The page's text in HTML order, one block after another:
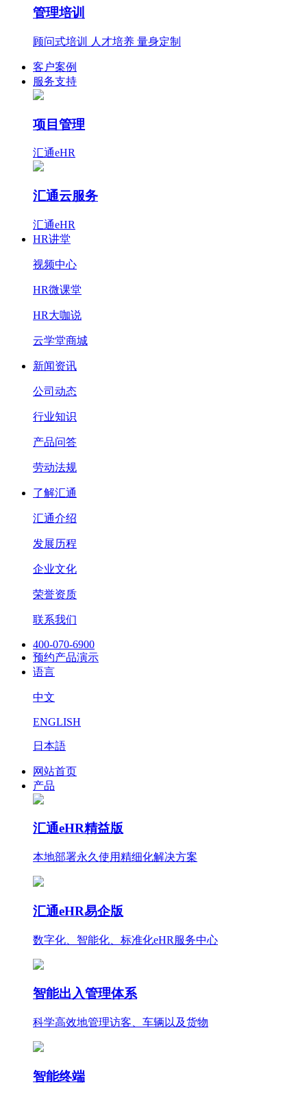
管理培训
顾问式培训 人才培养 量身定制
客户案例
服务支持
项目管理
汇通eHR
汇通云服务
汇通eHR
HR讲堂
视频中心
HR微课堂
HR大咖说
云学堂商城
新闻资讯
公司动态
行业知识
产品问答
劳动法规
了解汇通
汇通介绍
发展历程
企业文化
荣誉资质
联系我们
400-070-6900
预约产品演示
语言
中文
ENGLISH
日本語
网站首页
产品
汇通eHR精益版
本地部署永久使用精细化解决方案
汇通eHR易企版
数字化、智能化、标准化eHR服务中心
智能出入管理体系
科学高效地管理访客、车辆以及货物
智能终端